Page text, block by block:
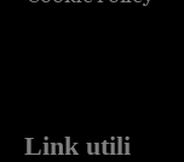
Link utili